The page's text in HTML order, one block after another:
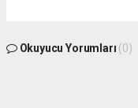
Okuyucu Yorumları (0)